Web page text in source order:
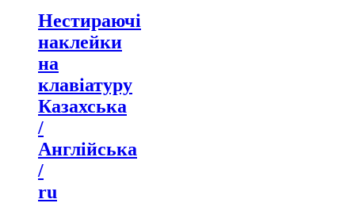
Нестираючі
наклейки
на
клавіатуру
Казахська
/
Англійська
/
ru